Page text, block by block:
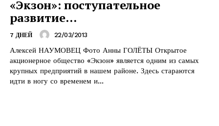
«Экзон»: поступательное
развитие…
7 ДНЕЙ 22/03/2013
Алексей НАУМОВЕЦ Фото Анны ГОЛЁТЫ Открытое
акционерное общество «Экзон» является одним из самых
крупных предприятий в нашем районе. Здесь стараются
идти в ногу со временем и...